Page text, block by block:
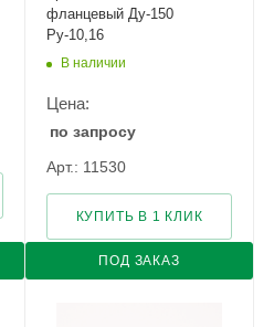
фланцевый Ду-150
Ру-10,16
В наличии
Цена:
по запросу
Арт.: 11530
ПОД ЗАКАЗ
КУПИТЬ В 1 КЛИК